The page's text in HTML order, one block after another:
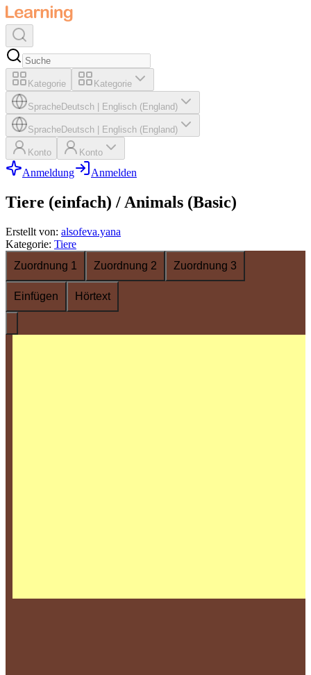
Kategorie Kategorie
SpracheDeutsch Englisch (England)
SpracheDeutsch Englisch (England)
Konto Konto
Anmeldung Anmelden
Tiere (einfach) / Animals (Basic)
Erstellt von: alsofeva.yana
Kategorie: Tiere
Zuordnung 1
Zuordnung 2 Zuordnung 3
Einfügen Hörtext